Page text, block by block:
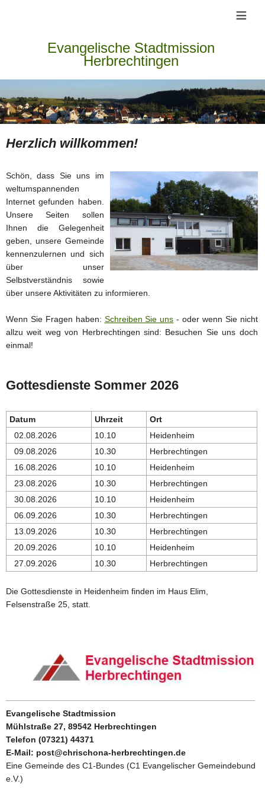
≡
Evangelische Stadtmission
Herbrechtingen
Herzlich willkommen!
Schön, dass Sie uns im
weltumspannenden
Internet gefunden haben.
Unsere Seiten sollen
Ihnen die Gelegenheit
geben, unsere Gemeinde
kennenzulernen und sich
über unser
Selbstverständnis sowie
über unsere Aktivitäten zu informieren.
Wenn Sie Fragen haben: Schreiben Sie uns - oder wenn Sie nicht
allzu weit weg von Herbrechtingen sind: Besuchen Sie uns doch
einmal!
Gottesdienste Sommer 2026
Datum Uhrzeit
Ort
02.08.2026
10.10
Heidenheim
09.08.2026
10.30
Herbrechtingen
16.08.2026
10.10
Heidenheim
23.08.2026
10.30
Herbrechtingen
30.08.2026
10.10
Heidenheim
06.09.2026
10.30
Herbrechtingen
13.09.2026
10.30
Herbrechtingen
20.09.2026
10.10
Heidenheim
27.09.2026
10.30 Herbrechtingen
Die Gottesdienste in Heidenheim finden im Haus Elim,
Felsenstraße 25, statt.
Evangelische Stadtmission
Mühlstraße 27, 89542 Herbrechtingen
Telefon (07321) 44371
E-Mail: post@chrischona-herbrechtingen.de
Eine Gemeinde des C1-Bundes (C1 Evangelischer Gemeindebund
e.V.)